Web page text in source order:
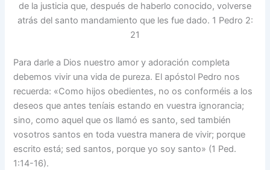
de la justicia que, después de haberlo conocido, volverse
atrás del santo mandamiento que les fue dado. 1 Pedro 2:
21
Para darle a Dios nuestro amor y adoración completa
debemos vivir una vida de pureza. El apóstol Pedro nos
recuerda: «Como hijos obedientes, no os conforméis a los
deseos que antes teníais estando en vuestra ignorancia;
sino, como aquel que os llamó es santo, sed también
vosotros santos en toda vuestra manera de vivir; porque
escrito está; sed santos, porque yo soy santo» (1 Ped.
1:14-16).